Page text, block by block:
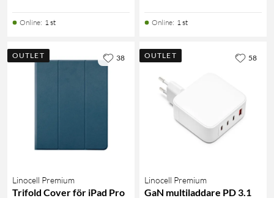
Online: 1 st Online: 1 st
OUTLET
Linocell Premium
Trifold Cover för iPad Pro
38 OUTLET
Linocell Premium
GaN multiladdare PD 3.1
58